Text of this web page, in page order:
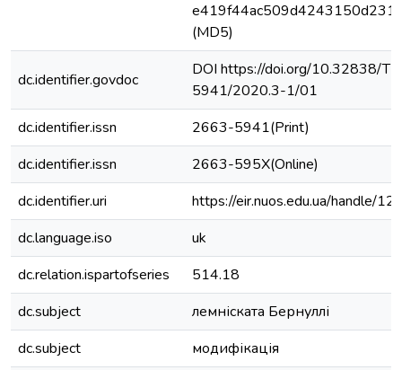
(MD5)
dc.identifier.govdoc
DOI https://doi.org/10.32838/
5941/2020.3-1/01
dc.identifier.issn
2663-5941(Print)
dc.identifier.issn
2663-595X(Online)
dc.identifier.uri
https://eir.nuos.edu.ua/handle/
dc.language.iso
uk
dc.relation.ispartofseries
514.18
dc.subject
лемніската Бернуллі
dc.subject
модифікація